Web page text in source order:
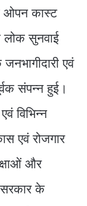
ओपन कास्ट
लोक सुनवाई
एवं
संपन्न हुई।
विभिन्न
एवं रोजगार
और
सरकार के